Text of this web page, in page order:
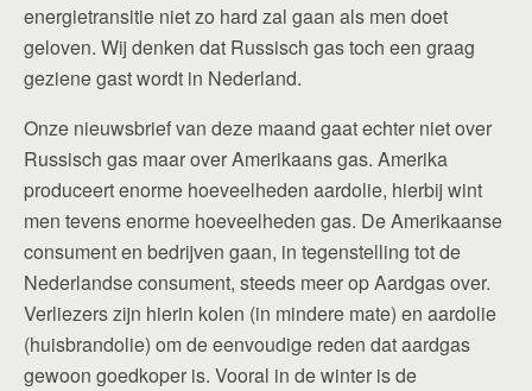
energietransitie niet zo hard zal gaan als men doet
geloven. Wij denken dat Russisch gas toch een graag
geziene gast wordt in Nederland.
Onze nieuwsbrief van deze maand gaat echter niet over
Russisch gas maar over Amerikaans gas. Amerika
produceert enorme hoeveelheden aardolie, hierbij wint
men tevens enorme hoeveelheden gas. De Amerikaanse
consument en bedrijven gaan, in tegenstelling tot de
Nederlandse consument, steeds meer op Aardgas over.
Verliezers zijn hierin kolen (in mindere mate) en aardolie
(huisbrandolie) om de eenvoudige reden dat aardgas
gewoon goedkoper is. Vooral in de winter is de